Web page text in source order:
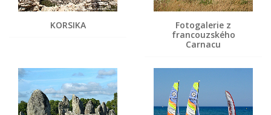
KORSIKA
Fotogalerie z
francouzského
Carnacu